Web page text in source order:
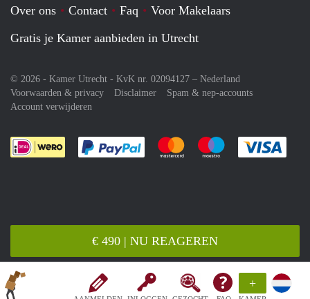
+
€ 490 | NU REAGEREN
Over ons Contact Faq
Voor Makelaars
Gratis je Kamer aanbieden in Utrecht
© 2026 - Kamer Utrecht - KvK nr. 02094127 – Nederland
Voorwaarden & privacy
Disclaimer
Spam & nep-accounts
Account verwijderen
Je rekent gemakkelijk af met Paypal
Je rekent gemakkelijk af met
Je rekent